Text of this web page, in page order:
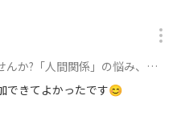
ストレスに効くブッダの処方箋に参加
できてよかったです😊